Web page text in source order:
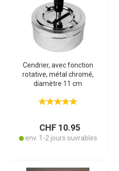
Cendrier, avec fonction
rotative, métal chromé,
diamètre 11 cm
CHF 10.95
env. 1-2 jours ouvrables